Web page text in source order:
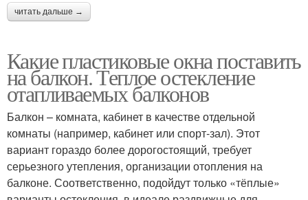
читать дальше →
Какие пластиковые окна поставить
на балкон. Теплое остекление
отапливаемых балконов
Балкон – комната, кабинет в качестве отдельной
комнаты (например, кабинет или спорт-зал). Этот
вариант гораздо более дорогостоящий, требует
серьезного утепления, организации отопления на
балконе. Соответственно, подойдут только «тёплые»